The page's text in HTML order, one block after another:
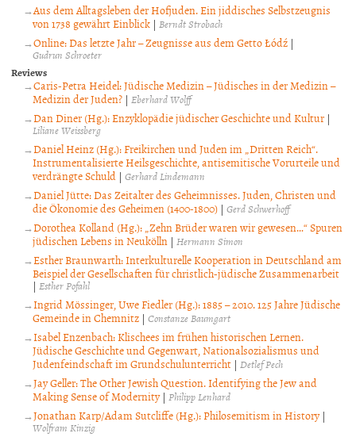
Aus dem Alltagsleben der Hofjuden. Ein jiddisches Selbstzeugnis
von 1738 gewährt Einblick | Berndt Strobach
Online: Das letzte Jahr – Zeugnisse aus dem Getto Łódź |
Gudrun Schroeter
Reviews
Caris-Petra Heidel: Jüdische Medizin – Jüdisches in der Medizin –
Medizin der Juden? | Eberhard Wolff
Dan Diner (Hg.): Enzyklopädie jüdischer Geschichte und Kultur |
Liliane Weissberg
Daniel Heinz (Hg.): Freikirchen und Juden im „Dritten Reich“.
Instrumentalisierte Heilsgeschichte, antisemitische Vorurteile und
verdrängte Schuld | Gerhard Lindemann
Daniel Jütte: Das Zeitalter des Geheimnisses. Juden, Christen und
die Ökonomie des Geheimen (1400-1800) | Gerd Schwerhoff
Dorothea Kolland (Hg.): „Zehn Brüder waren wir gewesen…“ Spuren
jüdischen Lebens in Neukölln | Hermann Simon
Esther Braunwarth: Interkulturelle Kooperation in Deutschland am
Beispiel der Gesellschaften für christlich-jüdische Zusammenarbeit
| Esther Pofahl
Ingrid Mössinger, Uwe Fiedler (Hg.): 1885 – 2010. 125 Jahre Jüdische
Gemeinde in Chemnitz | Constanze Baumgart
Isabel Enzenbach: Klischees im frühen historischen Lernen.
Jüdische Geschichte und Gegenwart, Nationalsozialismus und
Judenfeindschaft im Grundschulunterricht | Detlef Pech
Jay Geller: The Other Jewish Question. Identifying the Jew and
Making Sense of Modernity| Philipp Lenhard
Jonathan Karp/Adam Sutcliffe (Hg.): Philosemitism in History|
Wolfram Kinzig